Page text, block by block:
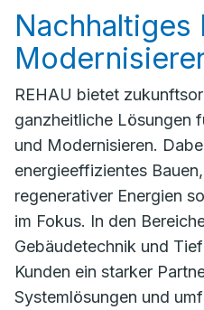
Nachhaltiges
REHAU bietet
ganzheitliche Lösungen
und Modernisieren.
energieeffizientes
regenerativer Energien
im Fokus. In den
Gebäudetechnik und
Kunden ein starker
Systemlösungen und